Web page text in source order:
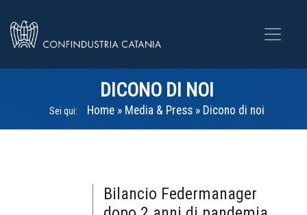
DICONO DI NOI
Sei qui: Home » Media & Press » Dicono di noi
Bilancio Federmanager